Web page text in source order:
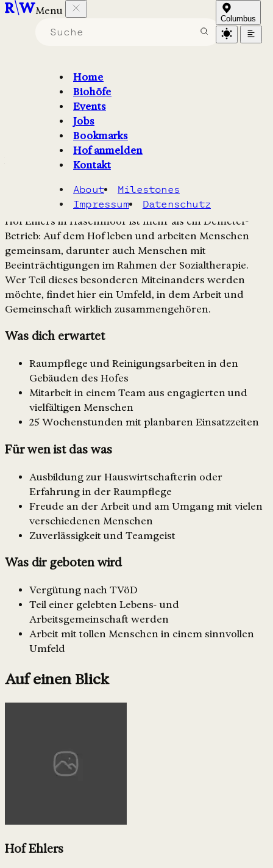
Menu
Home
Biohöfe
Events
Jobs
Bookmarks
Hof anmelden
Kontakt
About
Milestones
Impressum
Datenschutz
Columbus
Hof Ehlers
(m/w/d)
Hof Ehlers in Hasenmoor sucht eine Person für die
Raumpflege mit 25 Stunden — mit Ausbildung oder
Erfahrung, Vergütung nach TVöD, inmitten einer
lebendigen Lebens- und Arbeitsgemeinschaft.
Stellenbeschreibung
Hof Ehlers in Hasenmoor ist mehr als ein Demeter-
Betrieb: Auf dem Hof leben und arbeiten Menschen
gemeinsam, darunter auch Menschen mit
Beeinträchtigungen im Rahmen der Sozialtherapie.
Wer Teil dieses besonderen Miteinanders werden
möchte, findet hier ein Umfeld, in dem Arbeit und
Gemeinschaft wirklich zusammengehören.
Was dich erwartet
Raumpflege und Reinigungsarbeiten in den
Gebäuden des Hofes
Mitarbeit in einem Team aus engagierten und
vielfältigen Menschen
25 Wochenstunden mit planbaren Einsatzzeiten
Für wen ist das was
Ausbildung zur Hauswirtschafterin oder
Erfahrung in der Raumpflege
Freude an der Arbeit und am Umgang mit vielen
verschiedenen Menschen
Zuverlässigkeit und Teamgeist
Was dir geboten wird
Vergütung nach TVöD
Teil einer gelebten Lebens- und
Arbeitsgemeinschaft werden
Arbeit mit tollen Menschen in einem sinnvollen
Umfeld
Auf einen Blick
Hof Ehlers